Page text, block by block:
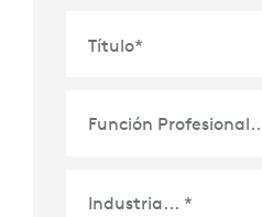
Título*